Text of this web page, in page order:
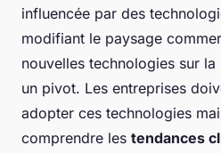
influencée par des
modifiant le paysage
nouvelles technologies sur
un pivot. Les entreprises
adopter ces technologies
comprendre les tendances